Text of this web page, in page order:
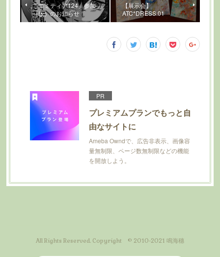
「コミティア124」参加
（仮）のお知らせ
【展示会】
ATC*DRESS.01
PR
プレミアムプランでもっと自
由なサイトに
Ameba Owndで、広告非表示、画像容
量無制限、ページ数無制限などの機能
を開放しよう。
All Rights Reserved. Copyright © 2010-2021 鳴海穗